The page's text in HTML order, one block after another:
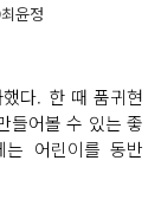
윤정
다. 한 때 품귀현
들어볼 수 있는 좋
는 어린이를 동반